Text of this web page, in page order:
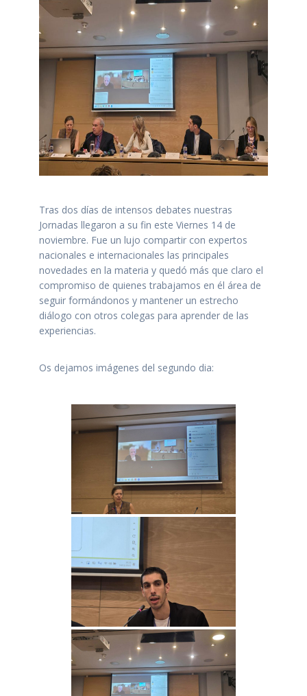
Tras dos días de intensos debates nuestras
Jornadas llegaron a su fin este Viernes 14 de
noviembre. Fue un lujo compartir con expertos
nacionales e internacionales las principales
novedades en la materia y quedó más que claro el
compromiso de quienes trabajamos en él área de
seguir formándonos y mantener un estrecho
diálogo con otros colegas para aprender de las
experiencias.
Os dejamos imágenes del segundo dia: